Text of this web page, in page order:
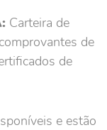
Carteira de
de
de
e estão